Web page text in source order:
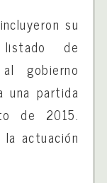
su
de
gobierno
una partida
de 2015.
actuación